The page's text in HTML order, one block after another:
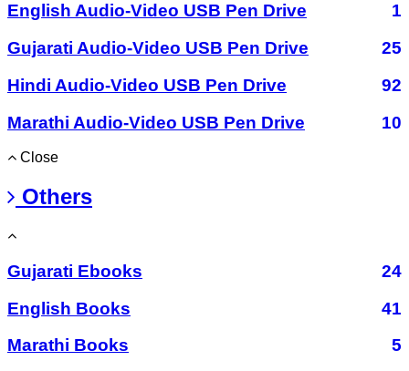
English Audio-Video USB Pen Drive
1
Gujarati Audio-Video USB Pen Drive
25
Hindi Audio-Video USB Pen Drive
92
Marathi Audio-Video USB Pen Drive
10
Close
Others
Gujarati Ebooks
24
English Books
41
Marathi Books
5